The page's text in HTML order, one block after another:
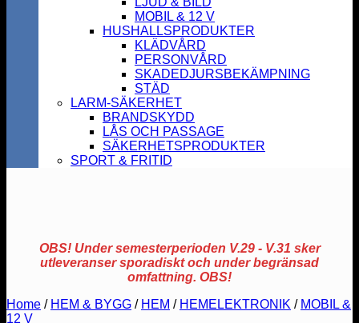
MOBIL & 12 V
HUSHALLSPRODUKTER
KLÄDVÅRD
PERSONVÅRD
SKADEDJURSBEKÄMPNING
STÄD
LARM-SÄKERHET
BRANDSKYDD
LÅS OCH PASSAGE
SÄKERHETSPRODUKTER
SPORT & FRITID
OBS! Under semesterperioden V.29 - V.31 sker
utleveranser sporadiskt och under begränsad
omfattning. OBS!
Home / HEM & BYGG / HEM / HEMELEKTRONIK / MOBIL &
12 V